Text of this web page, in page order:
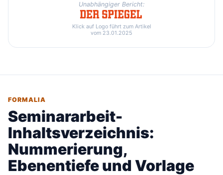
Unabhängiger Bericht:
Klick auf Logo führt zum Artikel
vom 23.01.2025
FORMALIA
Seminararbeit-
Inhaltsverzeichnis:
Nummerierung,
Ebenentiefe und Vorlage